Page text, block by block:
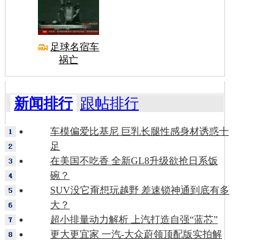
足球名宿车
祸亡
新闻排行 跟帖排行
车模偏爱比基尼 巨乳长腿性感身材诱惑十
足
在美国不吃香 全新GL8升级欲抢日系饭
碗？
SUV没它甭想玩越野 差速锁神通到底有多
大？
超小排量动力解析 上汽打造自强“蓝芯”
更大更宜家 一汽-大众蔚领顶配版实拍解